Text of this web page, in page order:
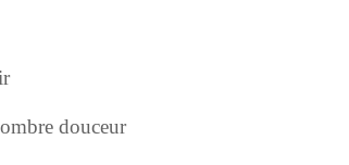
douceur